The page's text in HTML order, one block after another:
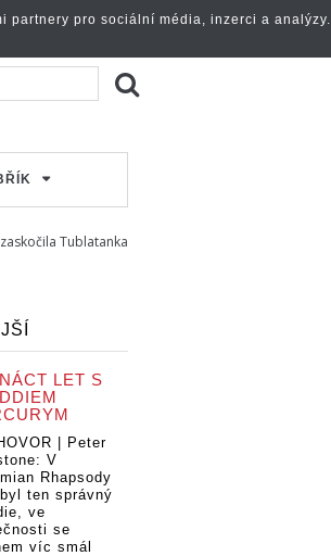
Tublatanka
LET S
| Peter
V
Rhapsody
ten správný
ve
se
víc smál
partnery pro sociální média, inzerci a analýzy.